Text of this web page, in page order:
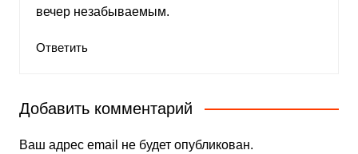
вечер незабываемым.
Ответить
Добавить комментарий
Ваш адрес email не будет опубликован.